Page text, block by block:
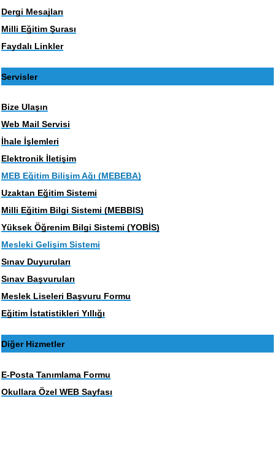
Dergi Mesajları
Milli Eğitim Şurası
Faydalı Linkler
Servisler
Bize Ulaşın
Web Mail Servisi
İhale İşlemleri
Elektronik İletişim
MEB Eğitim Bilişim Ağı (MEBEBA)
Uzaktan Eğitim Sistemi
Milli Eğitim Bilgi Sistemi (MEBBIS)
Yüksek Öğrenim Bilgi Sistemi (YOBİS)
Mesleki Gelişim Sistemi
Sınav Duyuruları
Sınav Başvuruları
Meslek Liseleri Başvuru Formu
Eğitim İstatistikleri Yıllığı
Diğer Hizmetler
E-Posta Tanımlama Formu
Okullara Özel WEB Sayfası